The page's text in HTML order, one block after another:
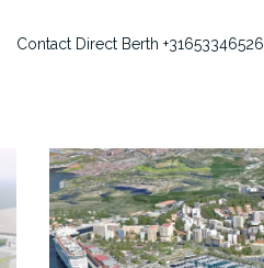
Contact Direct Berth +31653346526